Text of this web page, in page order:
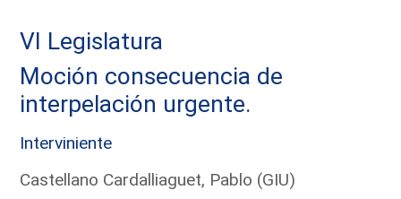
VI Legislatura
Moción consecuencia de
interpelación urgente.
Interviniente
Castellano Cardalliaguet, Pablo (GIU)